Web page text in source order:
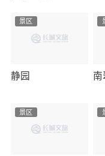
景区
静园 南
景区